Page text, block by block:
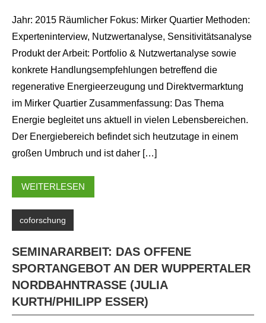
Jahr: 2015 Räumlicher Fokus: Mirker Quartier Methoden:
Experteninterview, Nutzwertanalyse, Sensitivitätsanalyse
Produkt der Arbeit: Portfolio & Nutzwertanalyse sowie
konkrete Handlungsempfehlungen betreffend die
regenerative Energieerzeugung und Direktvermarktung
im Mirker Quartier Zusammenfassung: Das Thema
Energie begleitet uns aktuell in vielen Lebensbereichen.
Der Energiebereich befindet sich heutzutage in einem
großen Umbruch und ist daher […]
WEITERLESEN
coforschung
SEMINARARBEIT: DAS OFFENE
SPORTANGEBOT AN DER WUPPERTALER
NORDBAHNTRASSE (JULIA
KURTH/PHILIPP ESSER)